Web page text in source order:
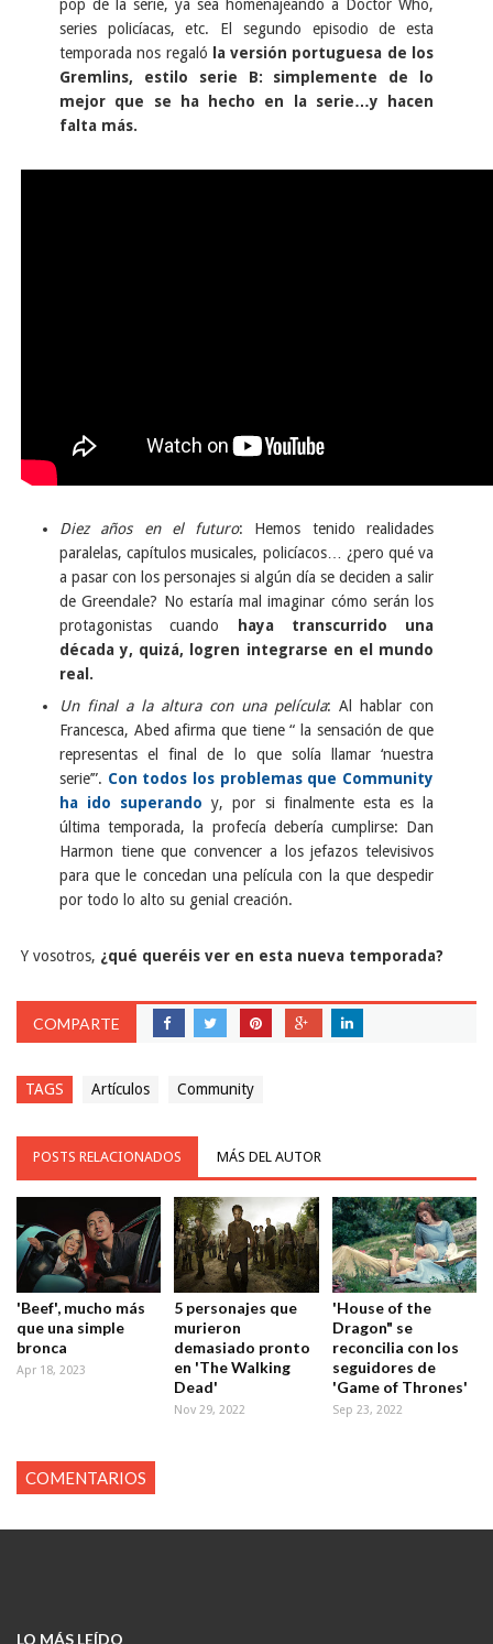
pop de la serie, ya sea homenajeando a Doctor Who,
series policíacas, etc. El segundo episodio de esta
temporada nos regaló
la versión portuguesa de los
Gremlins, estilo serie B: simplemente de lo
mejor que se ha hecho en la serie…y hacen
falta más.
Diez años en el futuro: Hemos tenido realidades
paralelas, capítulos musicales, policíacos… ¿pero qué va
a pasar con los personajes si algún día se deciden a salir
de Greendale? No estaría mal imaginar cómo serán los
protagonistas cuando
haya transcurrido una
década y, quizá, logren integrarse en el mundo
real.
Un final a la altura con una película: Al hablar con
Francesca, Abed afirma que tiene “ la sensación de que
representas el final de lo que solía llamar ‘nuestra
serie’”. Con todos los problemas que Community
ha ido superandoy, por si finalmente esta es la
última temporada, la profecía debería cumplirse: Dan
Harmon tiene que convencer a los jefazos televisivos
para que le concedan una película con la que despedir
por todo lo alto su genial creación.
Y vosotros, ¿qué queréis ver en esta nueva temporada?
COMPARTE
TAGS Artículos Community
POSTS RELACIONADOS MÁS DEL AUTOR
'Beef', mucho más
que una simple
bronca
Apr 18, 2023
5 personajes que
murieron
demasiado pronto
en 'The Walking
Dead'
Nov 29, 2022
'House of the
Dragon" se
reconcilia con los
seguidores de
'Game of Thrones'
Sep 23, 2022
COMENTARIOS
LO MÁS LEÍDO